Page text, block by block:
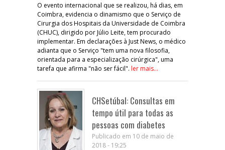
O evento internacional que se realizou, há dias, em
Coimbra, evidencia o dinamismo que o Serviço de
Cirurgia dos Hospitais da Universidade de Coimbra
(CHUC), dirigido por Júlio Leite, tem procurado
implementar. Em declarações à Just News, o médico
adianta que o Serviço "tem uma nova filosofia,
orientada para a especialização cirúrgica", uma
tarefa que afirma "não ser fácil". ler mais...
CHSetúbal: Consultas em
tempo útil para todas as
pessoas com diabetes
Publicado em 10 de maio de
2018 - 19:25